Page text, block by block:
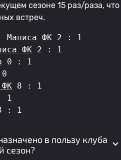
сезоне 15 раз/раза, что
встреч.
Маниса ФК 2 : 1
ФК 2 : 1
0 : 1
8 : 1
1
: 1
в пользу клуба
сезон?